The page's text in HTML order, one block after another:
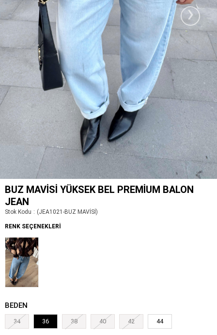
›
BUZ MAVISI YÜKSEK BEL PREMIUM BALON
JEAN
Stok Kodu (JEA1021-BUZ MAVİSİ)
RENK SEÇENEKLERI
BEDEN
34 36 38 40 42 44